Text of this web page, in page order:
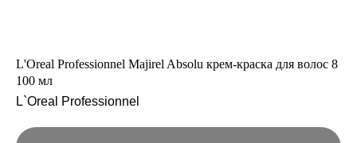
L'Oreal Professionnel Majirel Absolu крем-краска для волос 8
100 мл
L`Oreal Professionnel